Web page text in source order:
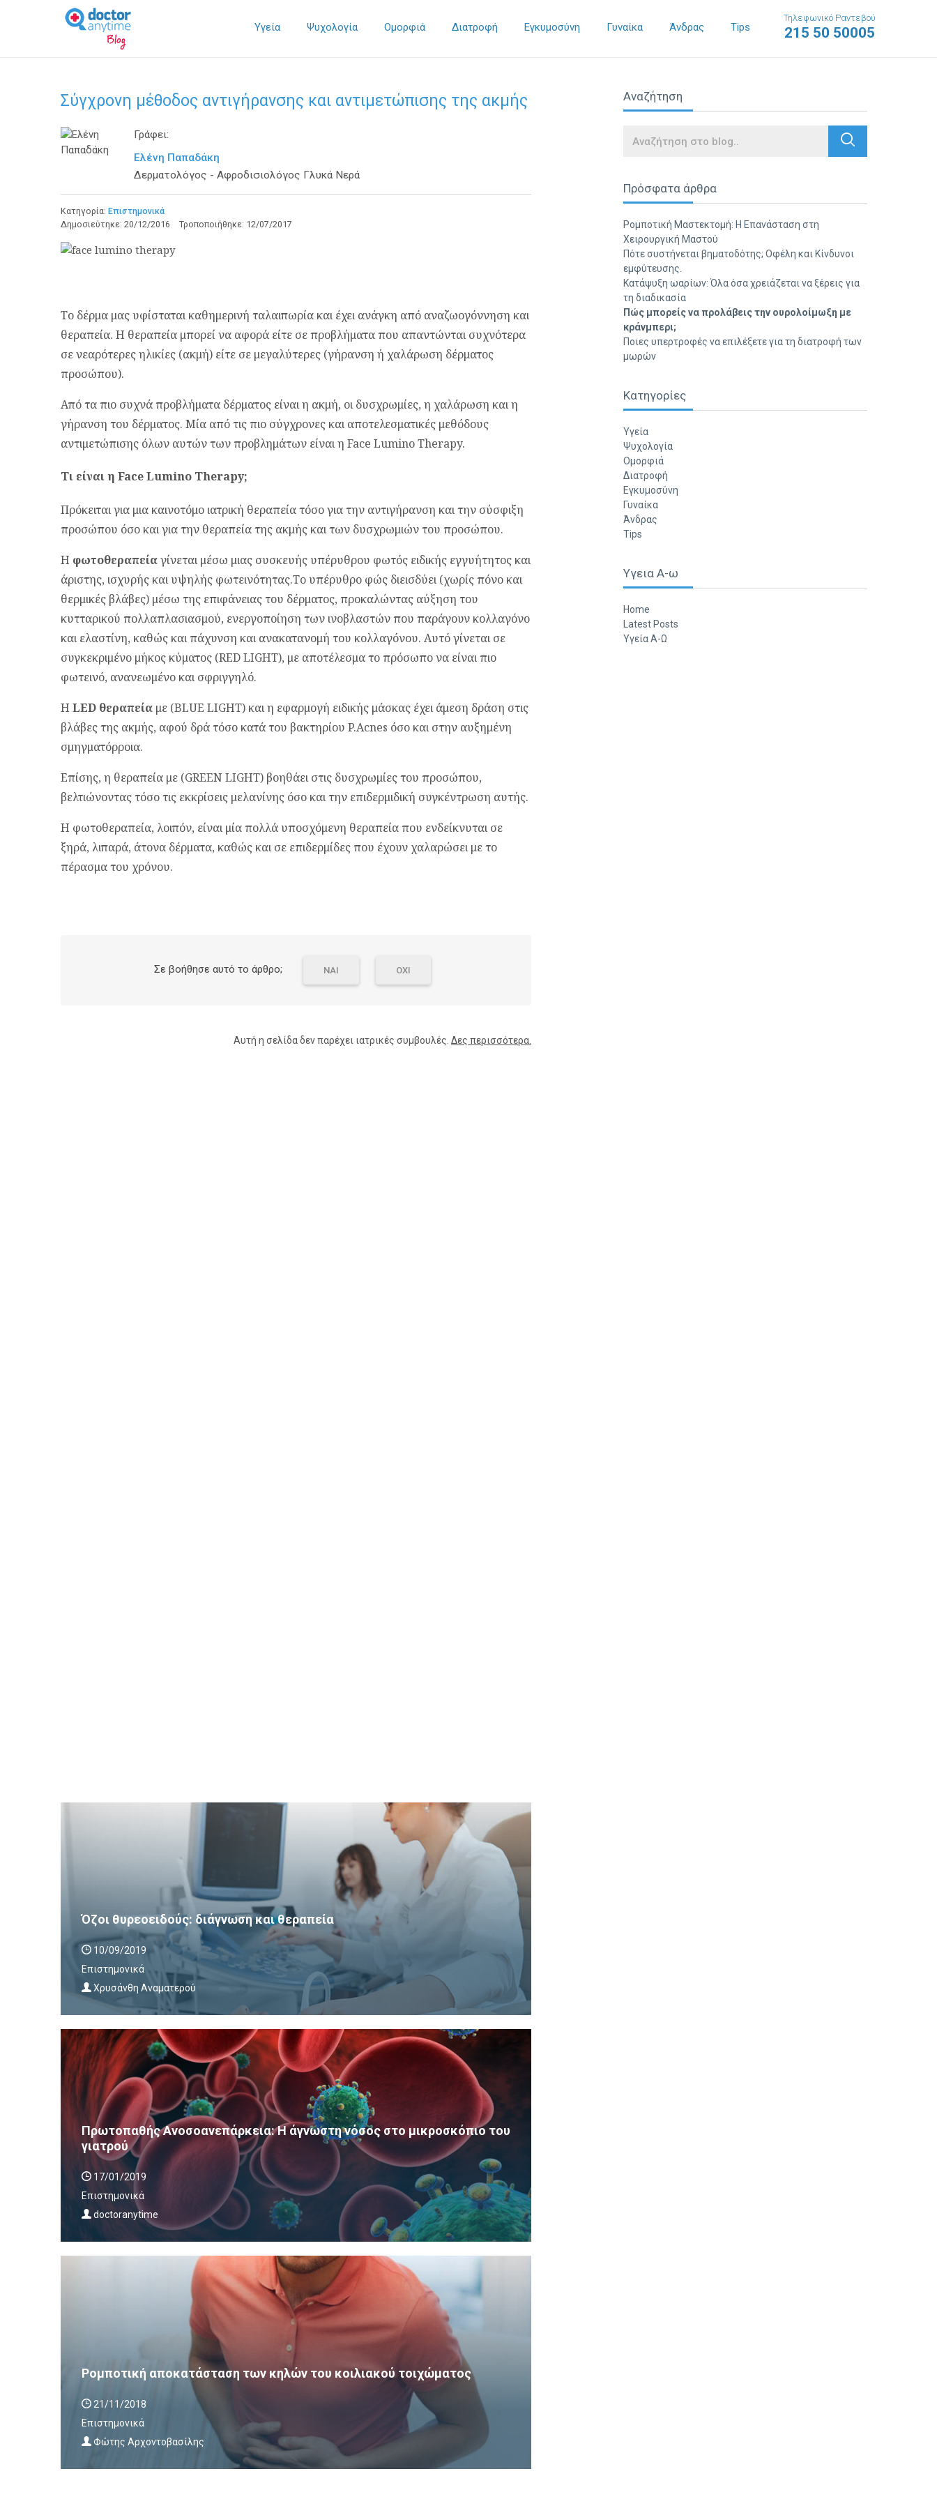
Υγεία Ψυχολογία Ομορφιά Διατροφή Εγκυμοσύνη Γυναίκα Άνδρας Tips
Τηλεφωνικό Ραντεβού
215 50 50005
Σύγχρονη μέθοδος αντιγήρανσης και αντιμετώπισης της ακμής
Γράφει:
Ελένη Παπαδάκη
Δερματολόγος - Αφροδισιολόγος Γλυκά Νερά
Κατηγορία: Επιστημονικά
Δημοσιεύτηκε: 20/12/2016 Τροποποιήθηκε: 12/07/2017
Το δέρμα μας υφίσταται καθημερινή ταλαιπωρία και έχει ανάγκη από αναζωογόννηση και
θεραπεία. Η θεραπεία μπορεί να αφορά είτε σε προβλήματα που απαντώνται συχνότερα
σε νεαρότερες ηλικίες (ακμή) είτε σε μεγαλύτερες (γήρανση ή χαλάρωση δέρματος
προσώπου).
Από τα πιο συχνά προβλήματα δέρματος είναι η ακμή, οι δυσχρωμίες, η χαλάρωση και η
γήρανση του δέρματος. Μία από τις πιο σύγχρονες και αποτελεσματικές μεθόδους
αντιμετώπισης όλων αυτών των προβλημάτων είναι η Face Lumino Therapy.
Τι είναι η Face Lumino Therapy;
Πρόκειται για μια καινοτόμο ιατρική θεραπεία τόσο για την αντιγήρανση και την σύσφιξη
προσώπου όσο και για την θεραπεία της ακμής και των δυσχρωμιών του προσώπου.
Η φωτοθεραπείαγίνεται μέσω μιας συσκευής υπέρυθρου φωτός ειδικής εγγυήτητος και
άριστης, ισχυρής και υψηλής φωτεινότητας.Το υπέρυθρο φώς διεισδύει (χωρίς πόνο και
θερμικές βλάβες) μέσω της επιφάνειας του δέρματος, προκαλώντας αύξηση του
κυτταρικού πολλαπλασιασμού, ενεργοποίηση των ινοβλαστών που παράγουν κολλαγόνο
και ελαστίνη, καθώς και πάχυνση και ανακατανομή του κολλαγόνου. Αυτό γίνεται σε
συγκεκριμένο μήκος κύματος (RED LIGHT), με αποτέλεσμα το πρόσωπο να είναι πιο
φωτεινό, ανανεωμένο και σφριγγηλό.
Η LED θεραπεία με (BLUE LIGHT) και η εφαρμογή ειδικής μάσκας έχει άμεση δράση στις
βλάβες της ακμής, αφού δρά τόσο κατά του βακτηρίου P.Acnes όσο και στην αυξημένη
σμηγματόρροια.
Επίσης, η θεραπεία με (GREEN LIGHT) βοηθάει στις δυσχρωμίες του προσώπου,
βελτιώνοντας τόσο τις εκκρίσεις μελανίνης όσο και την επιδερμιδική συγκέντρωση αυτής.
Η φωτοθεραπεία, λοιπόν, είναι μία πολλά υποσχόμενη θεραπεία που ενδείκνυται σε
ξηρά, λιπαρά, άτονα δέρματα, καθώς και σε επιδερμίδες που έχουν χαλαρώσει με το
πέρασμα του χρόνου.
Σε βοήθησε αυτό το άρθρο; ΝΑΙ ΟΧΙ
Αυτή η σελίδα δεν παρέχει ιατρικές συμβουλές. Δες περισσότερα.
Όζοι θυρεοειδούς: διάγνωση και θεραπεία
10/09/2019
Επιστημονικά
Χρυσάνθη Αναματερού
Πρωτοπαθής Ανοσοανεπάρκεια: Η άγνωστη νόσος στο μικροσκόπιο του
γιατρού
17/01/2019
Επιστημονικά
doctoranytime
Ρομποτική αποκατάσταση των κηλών του κοιλιακού τοιχώματος
21/11/2018
Επιστημονικά
Φώτης Αρχοντοβασίλης
Αναζήτηση
Search
Πρόσφατα άρθρα
Ρομποτική Μαστεκτομή: Η Επανάσταση στη
Χειρουργική Μαστού
Πότε συστήνεται βηματοδότης; Οφέλη και Κίνδυνοι
εμφύτευσης.
Κατάψυξη ωαρίων: Όλα όσα χρειάζεται να ξέρεις για
τη διαδικασία
Πώς μπορείς να προλάβεις την ουρολοίμωξη με
κράνμπερι;
Ποιες υπερτροφές να επιλέξετε για τη διατροφή των
μωρών
Κατηγορίες
Υγεία
Ψυχολογία
Ομορφιά
Διατροφή
Εγκυμοσύνη
Γυναίκα
Άνδρας
Tips
Υγεια Α-ω
Home
Latest Posts
Υγεία Α-Ω